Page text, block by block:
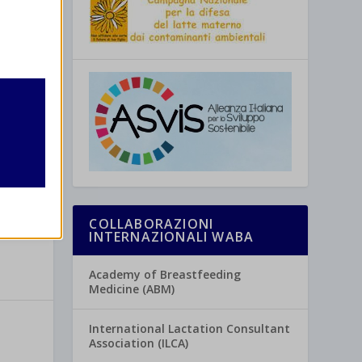
COLLABORAZIONI
INTERNAZIONALI WABA
Academy of Breastfeeding
Medicine (ABM)
International Lactation Consultant
Association (ILCA)